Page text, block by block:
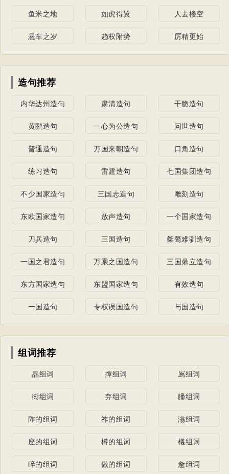
鱼米之地 如虎得翼 人去楼空
悬车之岁 趋权附势 厉精更始
造句推荐
内华达州造句 肃清造句 干脆造句
黄鹂造句 一心为公造句 问世造句
普通造句 万国来朝造句 口角造句
练习造句 雷霆造句 七国集团造句
不少国家造句 三国志造句 雕刻造句
东欧国家造句 放声造句 一个国家造句
刀兵造句 三国造句 桀骜难驯造句
一国之君造句 万乘之国造句 三国鼎立造句
东方国家造句 东盟国家造句 有效造句
一国造句 专权误国造句 与国造句
组词推荐
皛组词 撢组词 鳸组词
衒组词 弃组词 膰组词
阼的组词 祚的组词 滃组词
座的组词 樽的组词 檥组词
晬的组词 做的组词 惫组词